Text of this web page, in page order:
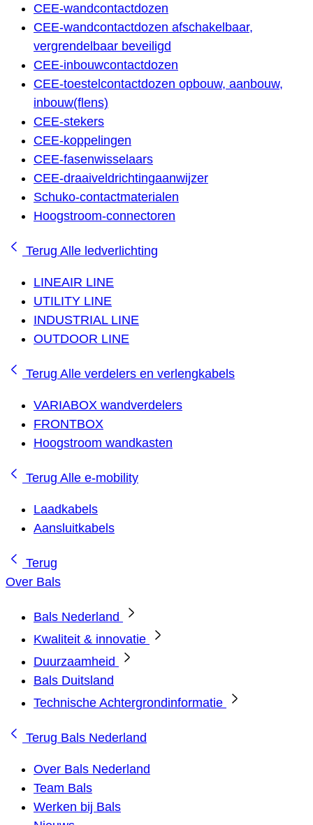
CEE-wandcontactdozen
CEE-wandcontactdozen afschakelbaar,
vergrendelbaar beveiligd
CEE-inbouwcontactdozen
CEE-toestelcontactdozen opbouw, aanbouw,
inbouw(flens)
CEE-stekers
CEE-koppelingen
CEE-fasenwisselaars
CEE-draaiveldrichtingaanwijzer
Schuko-contactmaterialen
Hoogstroom-connectoren
Terug Alle ledverlichting
LINEAIR LINE
UTILITY LINE
INDUSTRIAL LINE
OUTDOOR LINE
Terug Alle verdelers en verlengkabels
VARIABOX wandverdelers
FRONTBOX
Hoogstroom wandkasten
Terug Alle e-mobility
Laadkabels
Aansluitkabels
Terug
Over Bals
Bals Nederland
Kwaliteit & innovatie
Duurzaamheid
Bals Duitsland
Technische Achtergrondinformatie
Terug Bals Nederland
Over Bals Nederland
Team Bals
Werken bij Bals